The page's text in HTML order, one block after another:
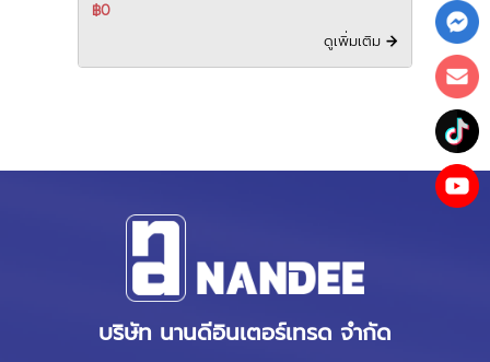
฿0
ดูเพิ่มเติม
บริษัท นานดีอินเตอร์เทรด จำกัด